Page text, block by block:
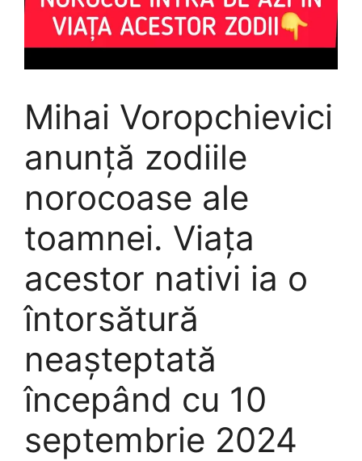
Mihai Voropchievici
anunță zodiile
norocoase ale
toamnei. Viața
acestor nativi ia o
întorsătură
neașteptată
începând cu 10
septembrie 2024